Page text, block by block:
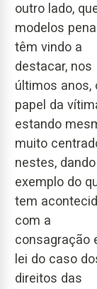
outro lado,
modelos
têm vindo a
destacar, nos
últimos anos,
papel da
estando
muito
nestes,
exemplo do
tem
com a
consagração
lei do caso
direitos das